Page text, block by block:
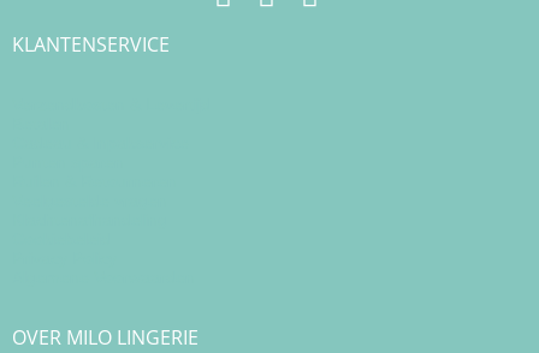
KLANTENSERVICE
OVER MILO LINGERIE